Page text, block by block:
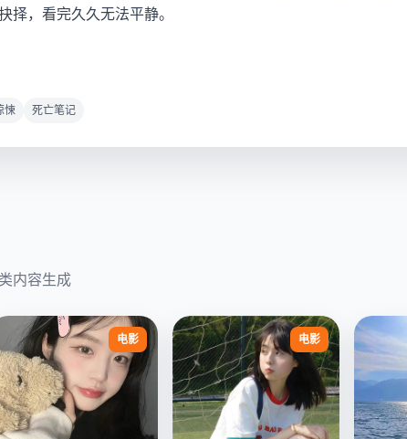
择，看完久久无法平静。
悚 死亡笔记
内容生成
电影 电影